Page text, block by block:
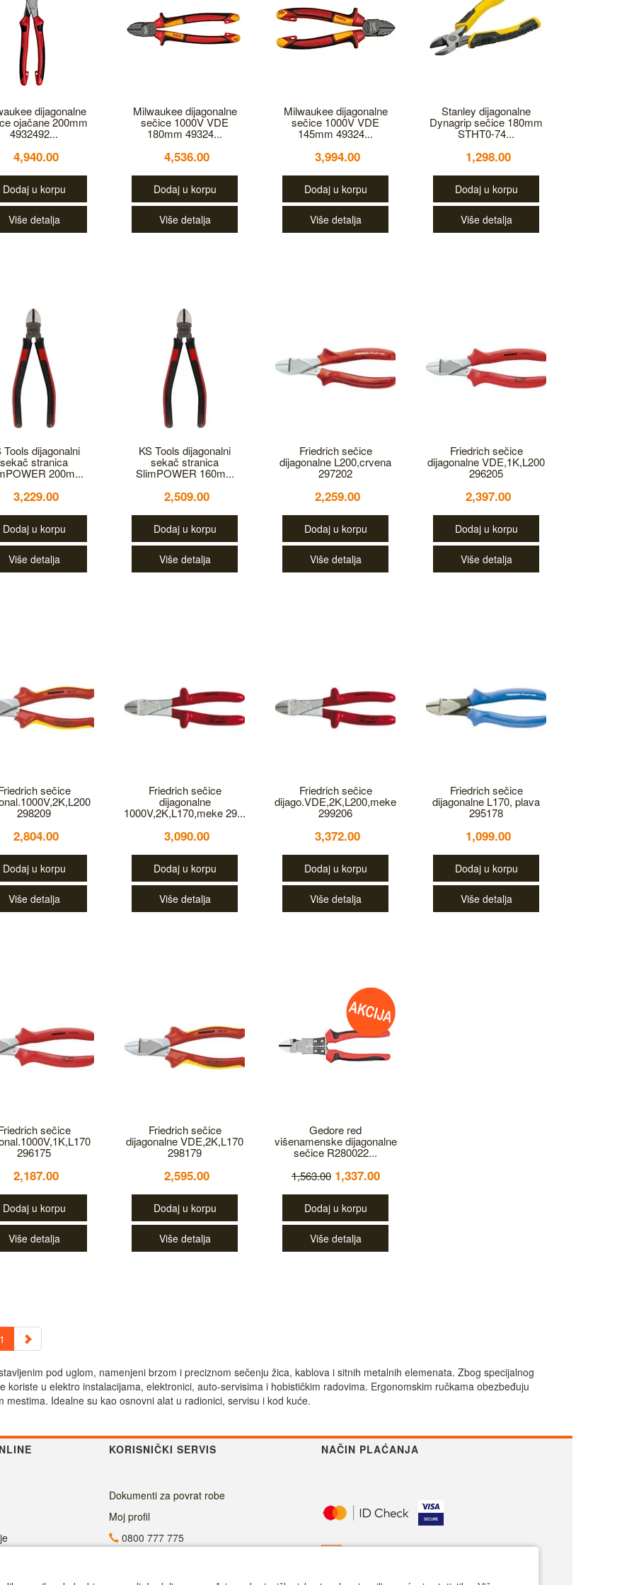
dijagonalne
ojačane 200mm
4932492...
4,940.00
Dodaj u korpu
Više detalja
Milwaukee dijagonalne
sečice 1000V VDE
180mm 49324...
4,536.00
Dodaj u korpu
Više detalja
Milwaukee dijagonalne
sečice 1000V VDE
145mm 49324...
3,994.00
Dodaj u korpu
Više detalja
Stanley dijagonalne
Dynagrip sečice 180mm
STHT0-74...
1,298.00
Dodaj u korpu
Više detalja
Tools dijagonalni
sekač stranica
200m...
3,229.00
Dodaj u korpu
Više detalja
KS Tools dijagonalni
sekač stranica
SlimPOWER 160m...
2,509.00
Dodaj u korpu
Više detalja
Friedrich sečice
dijagonalne L200,crvena
297202
2,259.00
Dodaj u korpu
Više detalja
Friedrich sečice
dijagonalne VDE,1K,L200
296205
2,397.00
Dodaj u korpu
Više detalja
sečice
298209
2,804.00
Dodaj u korpu
Više detalja
Friedrich sečice
dijagonalne
1000V,2K,L170,meke 29...
3,090.00
Dodaj u korpu
Više detalja
Friedrich sečice
dijago.VDE,2K,L200,meke
299206
3,372.00
Dodaj u korpu
Više detalja
Friedrich sečice
dijagonalne L170, plava
295178
1,099.00
Dodaj u korpu
Više detalja
sečice
296175
2,187.00
Dodaj u korpu
Više detalja
Friedrich sečice
dijagonalne VDE,2K,L170
298179
2,595.00
Dodaj u korpu
Više detalja
Gedore red
višenamenske dijagonalne
sečice R280022...
1,563.00 1,337.00
Dodaj u korpu
Više detalja
pod uglom, namenjeni brzom i preciznom sečenju žica, kablova i sitnih metalnih elemenata. Zbog specijalnog
u elektro instalacijama, elektronici, auto‑servisima i hobističkim radovima. Ergonomskim ručkama obezbeđuju
Idealne su kao osnovni alat u radionici, servisu i kod kuće.
KORISNIČKI SERVIS NAČIN PLAĆANJA
Dokumenti za povrat robe
Moj profil
0800 777 775
Radno vreme